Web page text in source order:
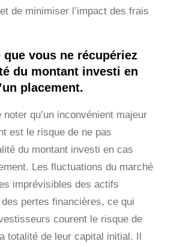
de minimiser l’impact des frais
vous ne récupériez
du montant investi en
placement.
qu’un inconvénient majeur
est le risque de ne pas
du montant investi en cas
Les fluctuations du marché
imprévisibles des actifs
pertes financières, ce qui
courent le risque de
totalité de leur capital initial. Il